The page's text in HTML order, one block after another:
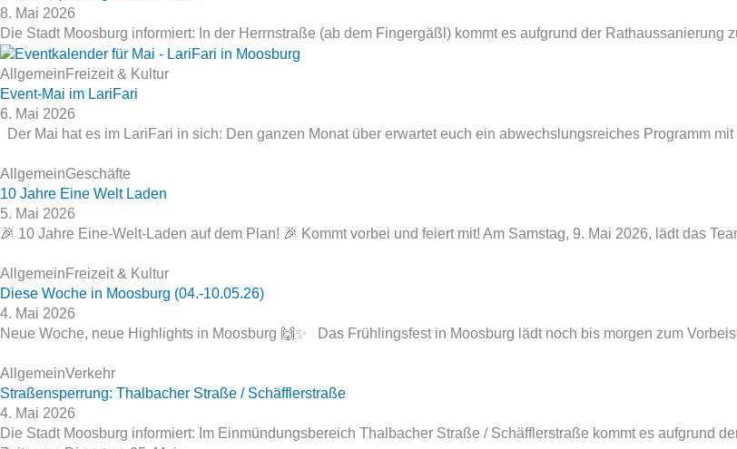
8. Mai 2026
Die Stadt Moosburg informiert: In der Herrnstraße (ab dem Fingergäßl) kommt es aufgrund der Rathaussanierung
Allgemein Freizeit & Kultur
Event‑Mai im LariFari
6. Mai 2026
Der Mai hat es im LariFari in sich: Den ganzen Monat über erwartet euch ein abwechslungsreiches Programm
AllgemeinGeschäfte
10 Jahre Eine Welt Laden
5. Mai 2026
🎉 10 Jahre Eine‑Welt‑Laden auf dem Plan! 🎉 Kommt vorbei und feiert mit! Am Samstag, 9. Mai 2026, lädt das
Allgemein Freizeit & Kultur
Diese Woche in Moosburg (04.-10.05.26)
4. Mai 2026
Neue Woche, neue Highlights in Moosburg 🙌✨ Das Frühlingsfest in Moosburg lädt noch bis morgen zum
AllgemeinVerkehr
Straßensperrung: Thalbacher Straße / Schäfflerstraße
4. Mai 2026
Die Stadt Moosburg informiert: Im Einmündungsbereich Thalbacher Straße / Schäfflerstraße kommt es aufgrund